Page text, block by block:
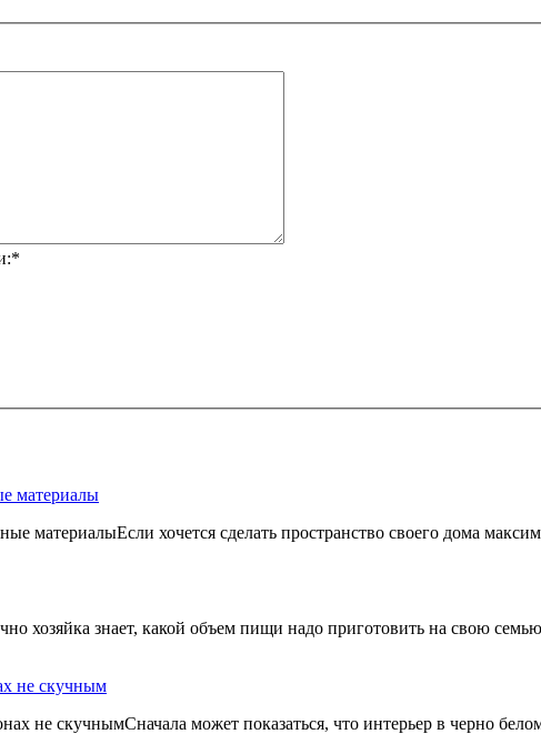
*
материалы
Если хочется сделать пространство своего дома
хозяйка знает, какой объем пищи надо приготовить на свою
не скучным
Сначала может показаться, что интерьер в черно